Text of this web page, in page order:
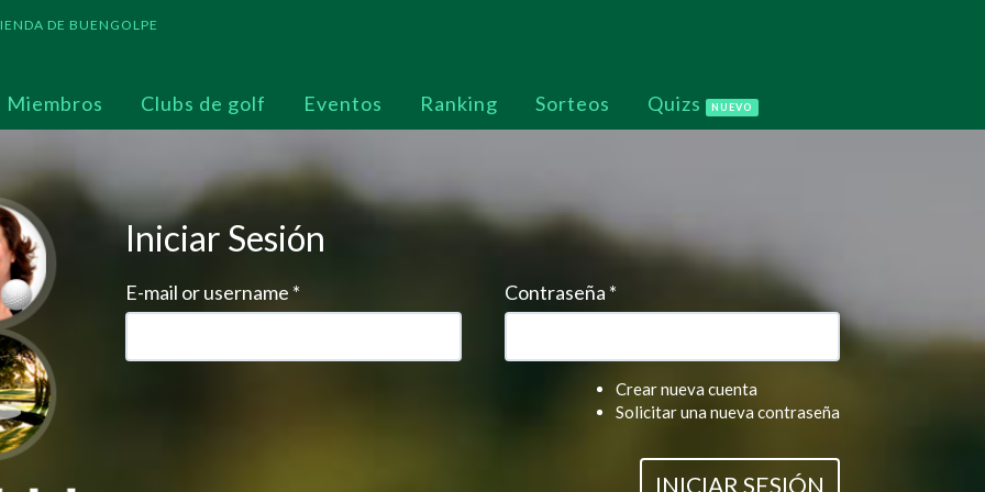
DE BUENGOLPE
Miembros Clubs de golf Eventos Ranking Sorteos Quizs NUEVO
Iniciar Sesión
E-mail or username * Contraseña *
Crear nueva cuenta
Solicitar una nueva contraseña
INICIAR SESIÓN